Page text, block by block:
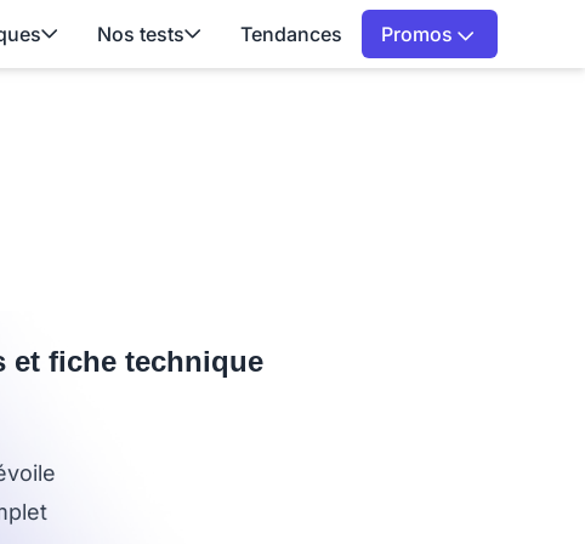
Nos tests Tendances Promos
et fiche technique